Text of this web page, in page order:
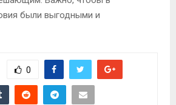
были выгодными и
0